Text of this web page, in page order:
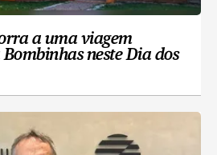
a uma viagem
neste Dia dos